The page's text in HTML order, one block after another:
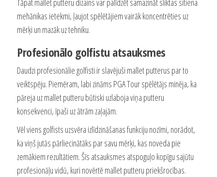
Tāpat mallet putteru dizains var palīdzēt samazināt sliktas sitiena
mehānikas ietekmi, ļaujot spēlētājiem vairāk koncentrēties uz
mērķi un mazāk uz tehniku.
Profesionālo golfistu atsauksmes
Daudzi profesionālie golfisti ir slavējuši mallet putterus par to
veiktspēju. Piemēram, labi zināms PGA Tour spēlētājs minēja, ka
pāreja uz mallet putteru būtiski uzlaboja viņa putteru
konsekvenci, īpaši uz ātrām zaļajām.
Vēl viens golfists uzsvēra izlīdzināšanas funkciju nozīmi, norādot,
ka viņš jutās pārliecinātāks par savu mērķi, kas noveda pie
zemākiem rezultātiem. Šīs atsauksmes atspoguļo kopīgu sajūtu
profesionāļu vidū, kuri novērtē mallet putteru priekšrocības.